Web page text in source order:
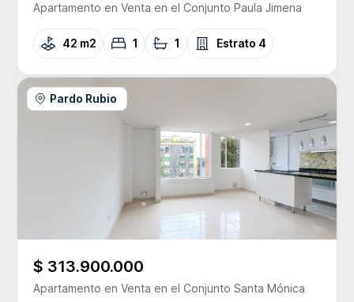
Apartamento en Venta en el Conjunto Paula Jimena
42 m2 1 1 Estrato 4
Pardo Rubio
$ 313.900.000
Apartamento en Venta en el Conjunto Santa Mónica